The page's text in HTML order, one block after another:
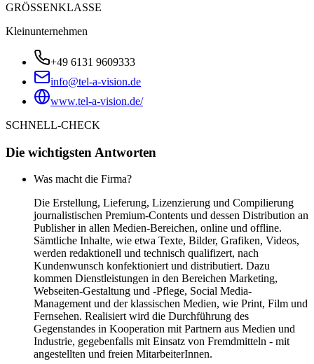
GRÖSSENKLASSE
Kleinunternehmen
+49 6131 9609333
info@tel-a-vision.de
www.tel-a-vision.de/
SCHNELL-CHECK
Die wichtigsten Antworten
Was macht die Firma?
Die Erstellung, Lieferung, Lizenzierung und Compilierung
journalistischen Premium-Contents und dessen Distribution an
Publisher in allen Medien-Bereichen, online und offline.
Sämtliche Inhalte, wie etwa Texte, Bilder, Grafiken, Videos,
werden redaktionell und technisch qualifizert, nach
Kundenwunsch konfektioniert und distributiert. Dazu
kommen Dienstleistungen in den Bereichen Marketing,
Webseiten-Gestaltung und -Pflege, Social Media-
Management und der klassischen Medien, wie Print, Film und
Fernsehen. Realisiert wird die Durchführung des
Gegenstandes in Kooperation mit Partnern aus Medien und
Industrie, gegebenfalls mit Einsatz von Fremdmitteln - mit
angestellten und freien MitarbeiterInnen.